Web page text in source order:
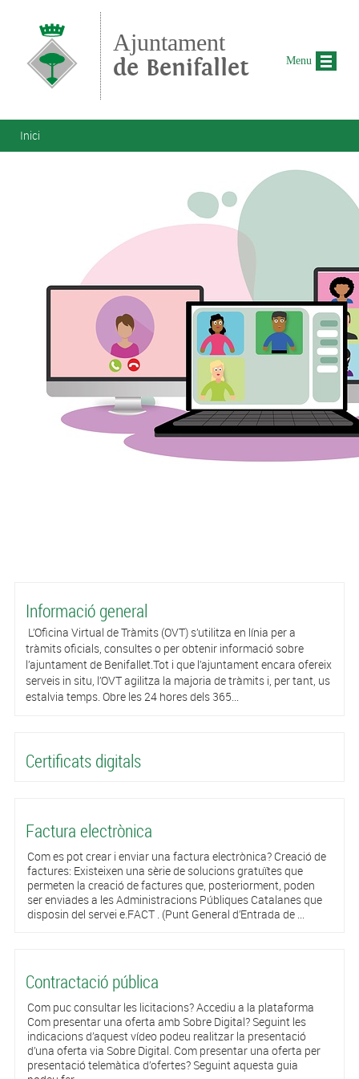
Ajuntament
de Benifallet
Esteu aquí
Inici
Informació general
L’Oficina Virtual de Tràmits (OVT) s’utilitza en línia per a
tràmits oficials, consultes o per obtenir informació sobre
l’ajuntament de Benifallet.Tot i que l’ajuntament encara ofereix
serveis in situ, l’OVT agilitza la majoria de tràmits i, per tant, us
estalvia temps. Obre les 24 hores dels 365...
Certificats digitals
Factura electrònica
Com es pot crear i enviar una factura electrònica? Creació de
factures: Existeixen una sèrie de solucions gratuïtes que
permeten la creació de factures que, posteriorment, poden
ser enviades a les Administracions Públiques Catalanes que
disposin del servei e.FACT . (Punt General d’Entrada de ...
Contractació pública
Com puc consultar les licitacions? Accediu a la plataforma
Com presentar una oferta amb Sobre Digital? Seguint les
indicacions d’aquest vídeo podeu realitzar la presentació
d’una oferta via Sobre Digital. Com presentar una oferta per
presentació telemàtica d’ofertes? Seguint aquesta guia
Menu